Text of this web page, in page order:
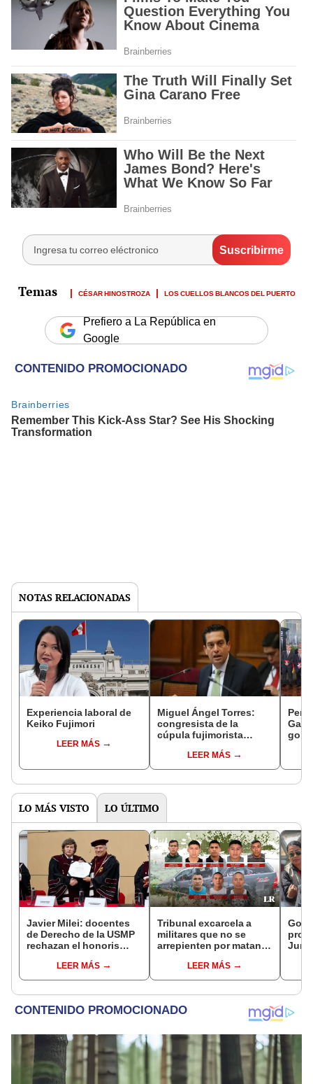
CÉSAR HINOSTROZA LOS CUELLOS BLANCOS DEL PUERTO
Prefiero a La República en
Google
NOTAS RELACIONADAS
Experiencia laboral de
Keiko Fujimori
LEER MÁS
Miguel Ángel Torres:
congresista de la
cúpula fujimorista
del SenadoLEER MÁS
LO MÁS VISTO LO ÚLTIMO
Javier Milei: docentes
de Derecho de la USMP
rechazan el honoris
presidente de Argentina
LEER MÁS
Tribunal excarcela a
militares que no se
arrepienten por matanza
LEER MÁS